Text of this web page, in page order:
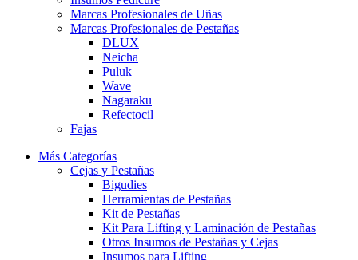
Marcas Profesionales de Uñas
Marcas Profesionales de Pestañas
DLUX
Neicha
Puluk
Wave
Nagaraku
Refectocil
Fajas
Más Categorías
Cejas y Pestañas
Bigudies
Herramientas de Pestañas
Kit de Pestañas
Kit Para Lifting y Laminación de Pestañas
Otros Insumos de Pestañas y Cejas
Insumos para Lifting